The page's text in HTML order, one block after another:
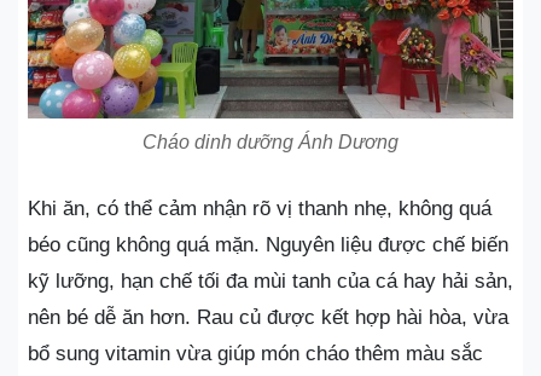
Cháo dinh dưỡng Ánh Dương
Khi ăn, có thể cảm nhận rõ vị thanh nhẹ, không quá
béo cũng không quá mặn. Nguyên liệu được chế biến
kỹ lưỡng, hạn chế tối đa mùi tanh của cá hay hải sản,
nên bé dễ ăn hơn. Rau củ được kết hợp hài hòa, vừa
bổ sung vitamin vừa giúp món cháo thêm màu sắc